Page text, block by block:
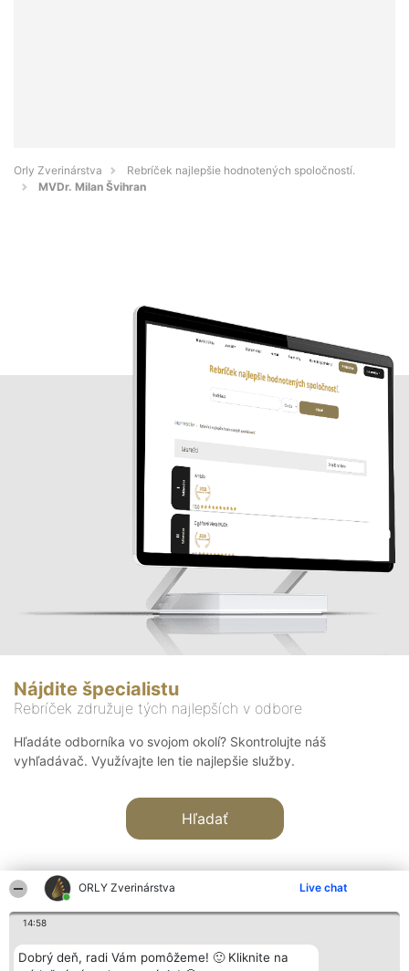
ORLY Zverinárstva Live chat
14:58
Dobrý deň, radi Vám pomôžeme! 🙂 Kliknite na
Orly Zverinárstva
Rebríček najlepšie hodnotených spoločností.
MVDr. Milan Švihran
Nájdite špecialistu
Rebríček združuje tých najlepších v odbore
Hľadáte odborníka vo svojom okolí? Skontrolujte náš
vyhľadávač. Využívajte len tie najlepšie služby.
Hľadať
Organizátor hodnotenia
Bright Side Solutions sp. z o.
Hodnotenie
Laureáti
Kontakt
Kontakt